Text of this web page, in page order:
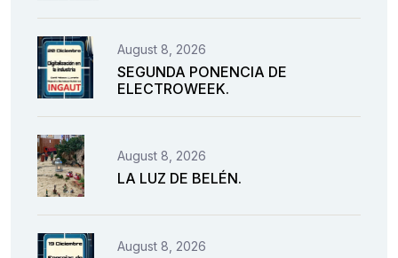
August 8, 2026
SEGUNDA PONENCIA DE
ELECTROWEEK.
August 8, 2026
LA LUZ DE BELÉN.
August 8, 2026